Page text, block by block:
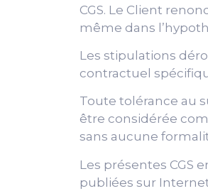
CGS. Le Client
même dans
Les stipulations
contractuel
Toute tolérance au
être considérée
sans aucune
Les présentes CGS
publiées sur